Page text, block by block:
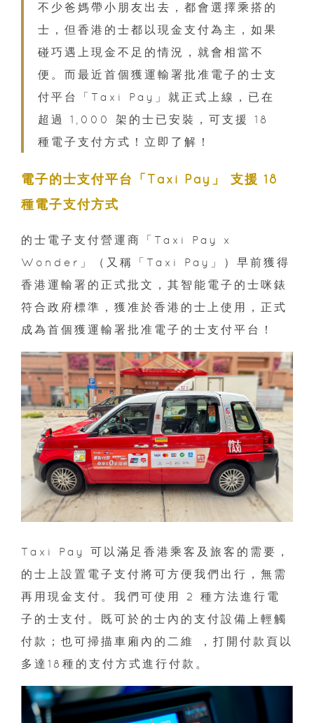
不少爸媽帶小朋友出去，都會選擇乘搭的
士，但香港的士都以現金支付為主，如果
碰巧遇上現金不足的情況，就會相當不
便。而最近首個獲運輸署批准電子的士支
付平台「Taxi Pay」就正式上線，已在
超過 1,000 架的士已安裝，可支援 18
種電子支付方式！立即了解！
電子的士支付平台「Taxi Pay」 支援 18
種電子支付方式
的士電子支付營運商「Taxi Pay x
Wonder」（又稱「Taxi Pay」）早前獲得
香港運輸署的正式批文，其智能電子的士咪錶
符合政府標準，獲准於香港的士上使用，正式
成為首個獲運輸署批准電子的士支付平台！
Taxi Pay 可以滿足香港乘客及旅客的需要，
的士上設置電子支付將可方便我們出行，無需
再用現金支付。我們可使用 2 種方法進行電
子的士支付。既可於的士內的支付設備上輕觸
付款；也可掃描車廂內的二維 ，打開付款頁以
多達18種的支付方式進行付款。